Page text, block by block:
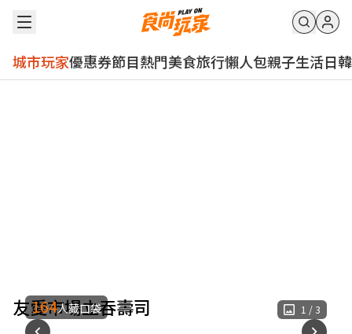
城市玩家優惠券節目熱門美食旅行懶人包親子生活日韓
友愛市場立吞壽司 1 / 3
164人藏口袋